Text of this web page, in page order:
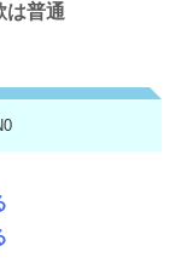
は普通